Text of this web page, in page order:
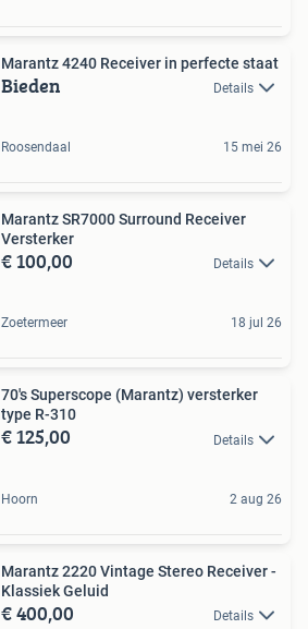
Marantz 4240 Receiver in perfecte staat
Bieden Details
Roosendaal 15 mei 26
Marantz SR7000 Surround Receiver
Versterker
€ 100,00 Details
Zoetermeer 18 jul 26
70's Superscope (Marantz) versterker
type R-310
€ 125,00 Details
Hoorn 2 aug 26
Marantz 2220 Vintage Stereo Receiver -
Klassiek Geluid
€ 400,00 Details